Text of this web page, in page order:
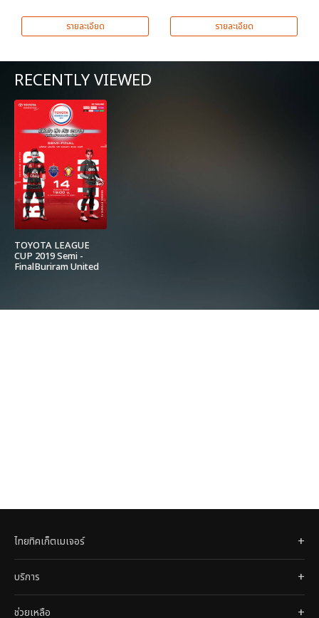
รายละเอียด รายละเอียด
RECENTLY VIEWED
TOYOTA LEAGUE
CUP 2019 Semi -
FinalBuriram United
ไทยทิคเก็ตเมเจอร์
บริการ
ช่วยเหลือ